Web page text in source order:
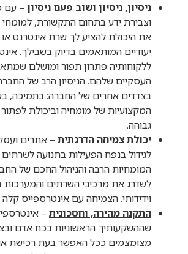
ניסיון, ניסיון ושוב פעם ניסיון
וצבירת ידע בתחום התקשורת, למומחי
את היכולת להציע לך שרת אינטרנט
יעודיים המותאמים בדיוק בשבילך.
ללקוחותיה פתרון תפור ומושלם
העסקיים שלהם. הניסיון הרב של
בצדדים אחרים של החברה: בתמיכה,
המקצועיות של מומחיה וביכולת
גבוהה.
יכולת צמיחה הדרגתית – אתרים
לגידול בנפח הפעילות בתנועה
המומחיות הרבה והניהול החכם של
לשדרג את מרכיבי השרתים והמערכות
וידידותי. הצמיחה עם אינטרספייס
התקנה מהירה, וחסכונית –
שההשקעותיך הראשוניות בכח אדם
מצומצמים ככל האפשר בעת רכישת